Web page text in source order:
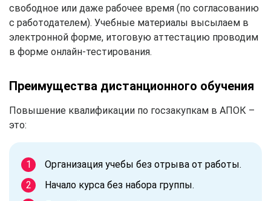
свободное или даже рабочее время (по согласованию
с работодателем). Учебные материалы высылаем в
электронной форме, итоговую аттестацию проводим
в форме онлайн-тестирования.
Преимущества дистанционного обучения
Повышение квалификации по госзакупкам в АПОК –
это:
Организация учебы без отрыва от работы.
Начало курса без набора группы.